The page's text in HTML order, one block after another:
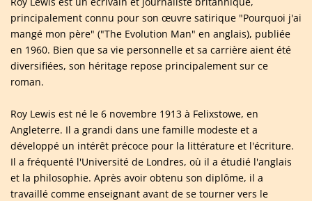
principalement connu pour son œuvre satirique "Pourquoi j'ai
mangé mon père" ("The Evolution Man" en anglais), publiée
en 1960. Bien que sa vie personnelle et sa carrière aient été
diversifiées, son héritage repose principalement sur ce
roman.
Roy Lewis est né le 6 novembre 1913 à Felixstowe, en
Angleterre. Il a grandi dans une famille modeste et a
développé un intérêt précoce pour la littérature et l'écriture.
Il a fréquenté l'Université de Londres, où il a étudié l'anglais
et la philosophie. Après avoir obtenu son diplôme, il a
travaillé comme enseignant avant de se tourner vers le